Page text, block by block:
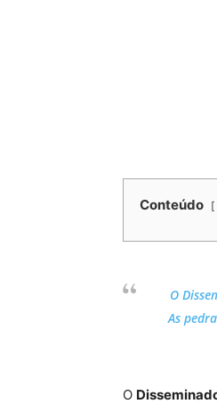
Conteúdo
O
As
O